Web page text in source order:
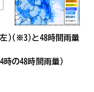
左)(※3)と48時間雨量
時の48時間雨量)